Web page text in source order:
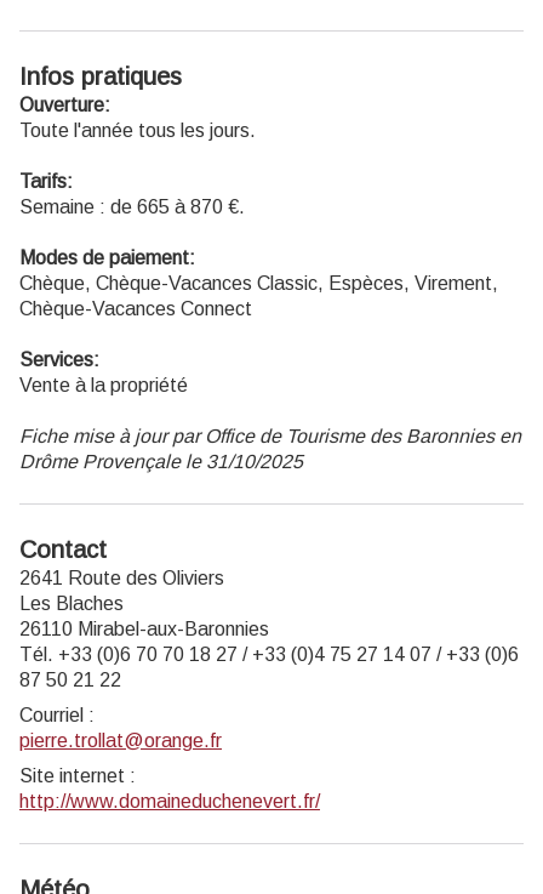
Infos pratiques
Ouverture:
Toute l'année tous les jours.
Tarifs:
Semaine : de 665 à 870 €.
Modes de paiement:
Chèque, Chèque-Vacances Classic, Espèces, Virement,
Chèque-Vacances Connect
Services:
Vente à la propriété
Fiche mise à jour par Office de Tourisme des Baronnies en
Drôme Provençale le 31/10/2025
Contact
2641 Route des Oliviers
Les Blaches
26110 Mirabel-aux-Baronnies
Tél. +33 (0)6 70 70 18 27 / +33 (0)4 75 27 14 07 / +33 (0)6
87 50 21 22
Courriel :
pierre.trollat@orange.fr
Site internet :
http://www.domaineduchenevert.fr/